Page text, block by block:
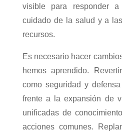
visible para responder
cuidado de la salud y a
recursos.
Es necesario hacer
hemos aprendido.
como seguridad y
frente a la expansión de
unificadas de
acciones comunes.